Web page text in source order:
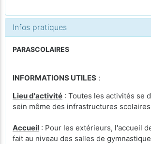
Infos pratiques
PARASCOLAIRES
INFORMATIONS UTILES :
Lieu d'activité : Toutes les activités se
sein même des infrastructures
Accueil : Pour les extérieurs, l'accueil
fait au niveau des salles de